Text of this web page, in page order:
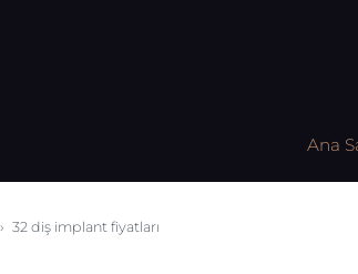
Ana
32 diş i̇mplant fiyatları